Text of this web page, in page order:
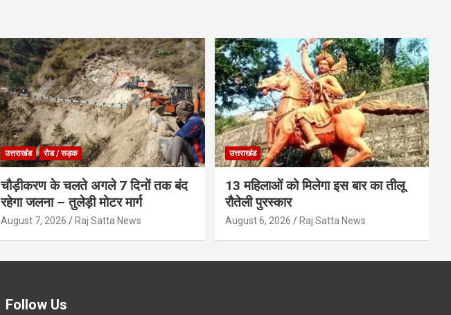
उत्तराखंड रोड / सड़क
चौड़ीकरण के चलते अगले 7 दिनों तक बंद
रहेगा जलना – तुलेड़ी मोटर मार्ग
August 7, 2026 Raj Satta News
उत्तराखंड
13 महिलाओं को मिलेगा इस बार का तीलू
रौतेली पुरस्कार
August 6, 2026 Raj Satta News
Follow Us